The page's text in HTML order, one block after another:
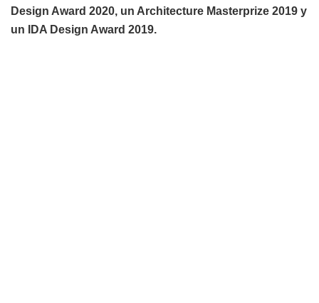
Design Award 2020, un Architecture Masterprize 2019 y
un IDA Design Award 2019.